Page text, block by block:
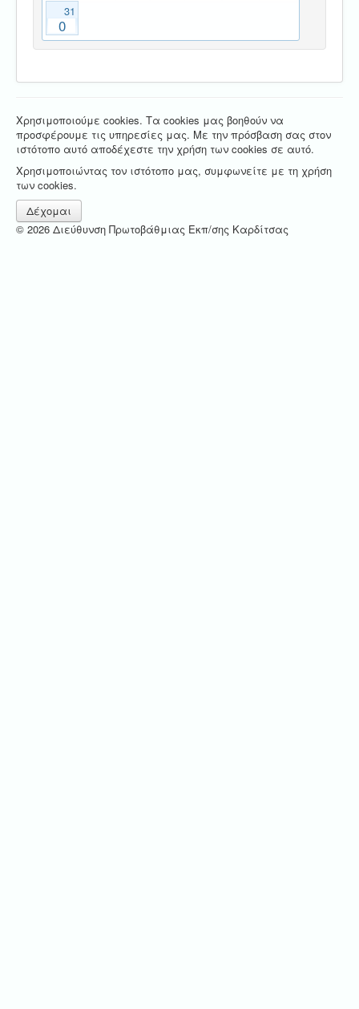
31
0
Χρησιμοποιούμε cookies. Τα cookies μας βοηθούν να
προσφέρουμε τις υπηρεσίες μας. Με την πρόσβαση σας στον
ιστότοπο αυτό αποδέχεστε την χρήση των cookies σε αυτό.
Χρησιμοποιώντας τον ιστότοπο μας, συμφωνείτε με τη χρήση
των cookies.
Δέχομαι
© 2026 Διεύθυνση Πρωτοβάθμιας Εκπ/σης Καρδίτσας